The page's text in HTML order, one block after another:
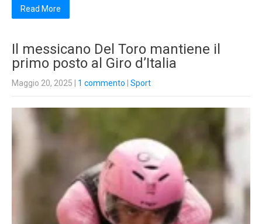
Read More
Il messicano Del Toro mantiene il
primo posto al Giro d’Italia
Maggio 20, 2025 1 commento Sport